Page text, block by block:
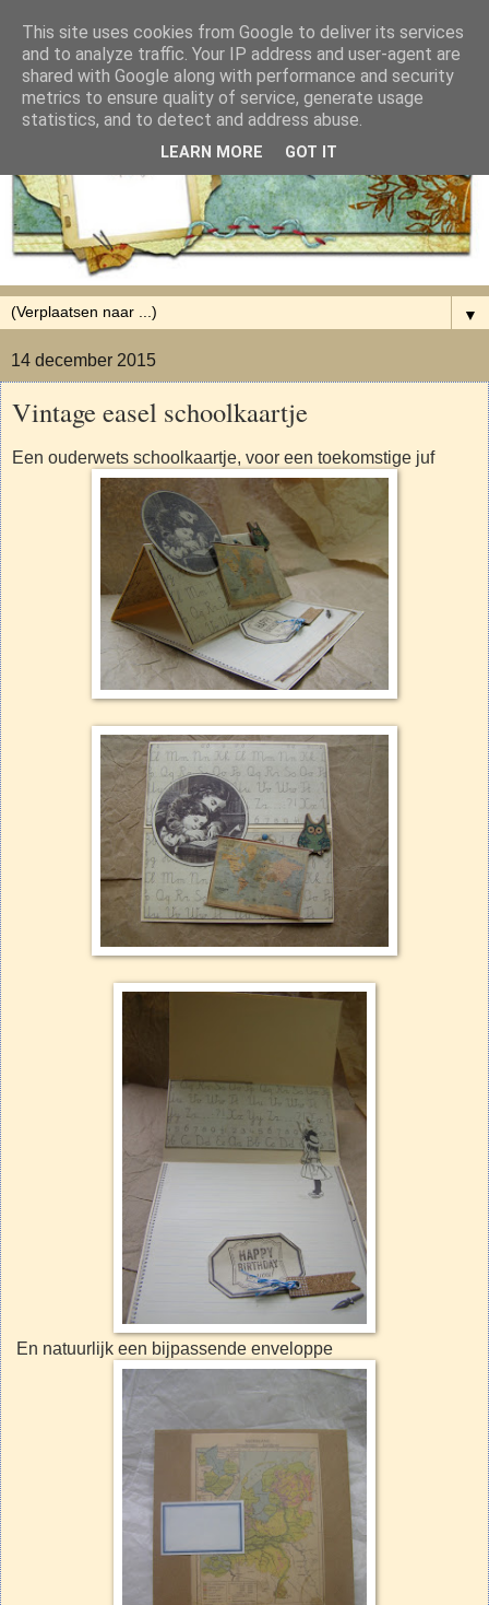
▼
14 december 2015
Vintage easel schoolkaartje
Een ouderwets schoolkaartje, voor een toekomstige juf
En natuurlijk een bijpassende enveloppe
This site uses cookies from Google to deliver its services
and to analyze traffic. Your IP address and user-agent are
shared with Google along with performance and security
metrics to ensure quality of service, generate usage
statistics, and to detect and address abuse.
LEARN MORE GOT IT